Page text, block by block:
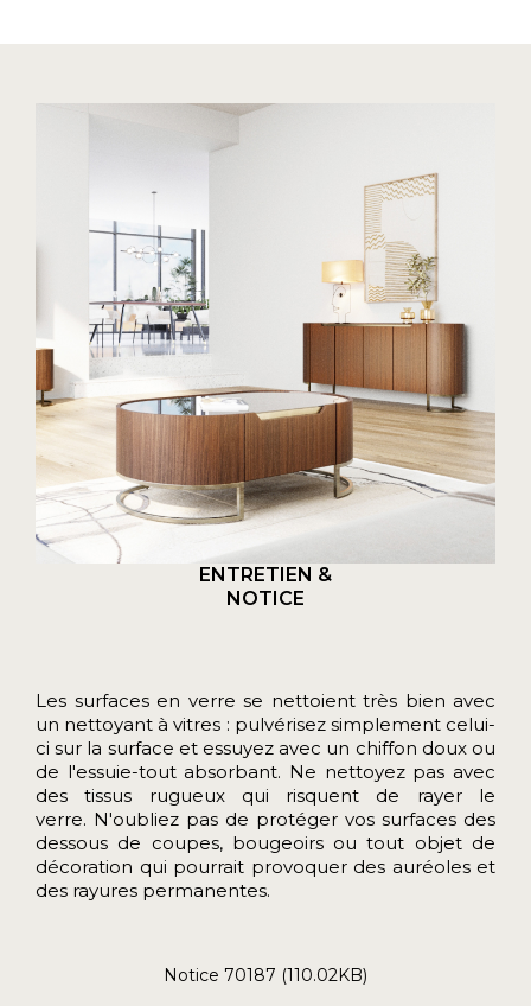
ENTRETIEN &
NOTICE
Les surfaces en verre se nettoient très bien avec
un nettoyant à vitres : pulvérisez simplement celui-
ci sur la surface et essuyez avec un chiffon doux ou
de l'essuie-tout absorbant. Ne nettoyez pas avec
des tissus rugueux qui risquent de rayer le
verre. N'oubliez pas de protéger vos surfaces des
dessous de coupes, bougeoirs ou tout objet de
décoration qui pourrait provoquer des auréoles et
des rayures permanentes.
Notice 70187 (110.02KB)